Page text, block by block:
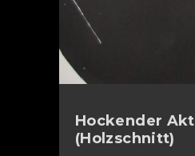
Hockender Akt
(Holzschnitt)